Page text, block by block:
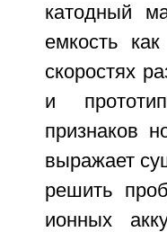
катодный
емкость
скоростях
и
признаков
выражает
решить
ионных